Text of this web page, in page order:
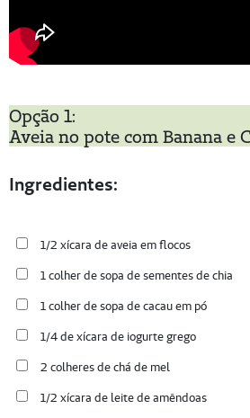
Opção 1:
Aveia no pote com Banana e
Ingredientes:
1/2 xícara de aveia em flocos
1 colher de sopa de sementes de chia
1 colher de sopa de cacau em pó
1/4 de xícara de iogurte grego
2 colheres de chá de mel
1/2 xícara de leite de amêndoas